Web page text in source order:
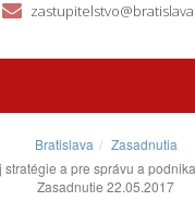
Bratislava
Zasadnutia
stratégie a pre správu a
Zasadnutie 22.05.2017